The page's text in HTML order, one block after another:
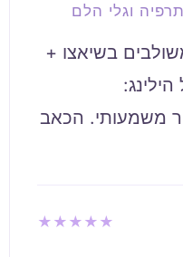
וגלי הלם
בשיאצו +
משמעותי. הכאב
★★★★★